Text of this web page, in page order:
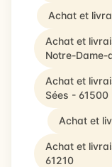
Achat et
Achat et
Notre-Dame-
Achat et
Sées - 61500
Achat et
Achat et
61210